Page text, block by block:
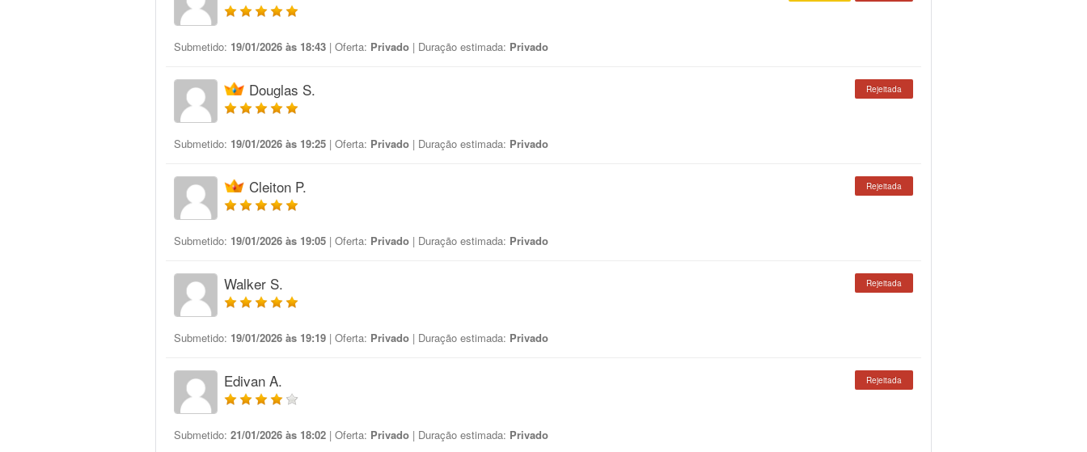
Submetido: 19/01/2026 às 18:43 | Oferta: Privado | Duração estimada: Privado
Douglas S. Rejeitada
Submetido: 19/01/2026 às 19:25 | Oferta: Privado | Duração estimada: Privado
Cleiton P. Rejeitada
Submetido: 19/01/2026 às 19:05 | Oferta: Privado | Duração estimada: Privado
Walker S. Rejeitada
Submetido: 19/01/2026 às 19:19 | Oferta: Privado | Duração estimada: Privado
Edivan A. Rejeitada
Submetido: 21/01/2026 às 18:02 | Oferta: Privado | Duração estimada: Privado